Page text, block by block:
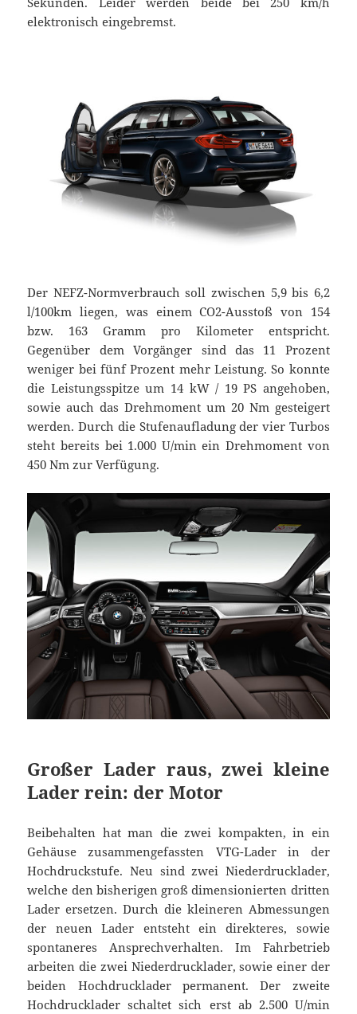
elektronisch eingebremst.
Der NEFZ-Normverbrauch soll zwischen 5,9 bis 6,2
l/100km liegen, was einem CO2-Ausstoß von 154
bzw. 163 Gramm pro Kilometer entspricht.
Gegenüber dem Vorgänger sind das 11 Prozent
weniger bei fünf Prozent mehr Leistung. So konnte
die Leistungsspitze um 14 kW / 19 PS angehoben,
sowie auch das Drehmoment um 20 Nm gesteigert
werden. Durch die Stufenaufladung der vier Turbos
steht bereits bei 1.000 U/min ein Drehmoment von
450 Nm zur Verfügung.
Großer Lader raus, zwei kleine
Lader rein: der Motor
Beibehalten hat man die zwei kompakten, in ein
Gehäuse zusammengefassten VTG-Lader in der
Hochdruckstufe. Neu sind zwei Niederdrucklader,
welche den bisherigen groß dimensionierten dritten
Lader ersetzen. Durch die kleineren Abmessungen
der neuen Lader entsteht ein direkteres, sowie
spontaneres Ansprechverhalten. Im Fahrbetrieb
arbeiten die zwei Niederdrucklader, sowie einer der
beiden Hochdrucklader permanent. Der zweite
Hochdrucklader schaltet sich erst ab 2.500 U/min